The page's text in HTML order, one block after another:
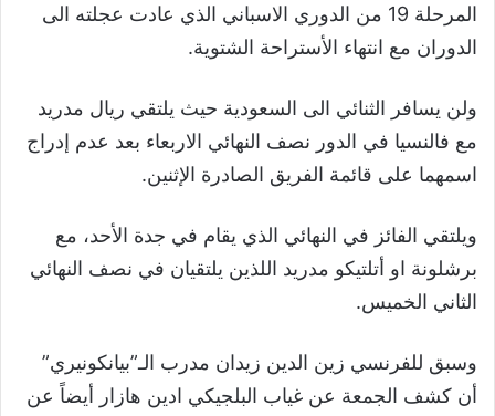
المرحلة 19 من الدوري الاسباني الذي عادت عجلته الى
الدوران مع انتهاء الأستراحة الشتوية.
ولن يسافر الثنائي الى السعودية حيث يلتقي ريال مدريد
مع فالنسيا في الدور نصف النهائي الاربعاء بعد عدم إدراج
اسمهما على قائمة الفريق الصادرة الإثنين.
ويلتقي الفائز في النهائي الذي يقام في جدة الأحد، مع
برشلونة او أتلتيكو مدريد اللذين يلتقيان في نصف النهائي
الثاني الخميس.
وسبق للفرنسي زين الدين زيدان مدرب الـ”بيانكونيري”
أن كشف الجمعة عن غياب البلجيكي ادين هازار أيضاً عن